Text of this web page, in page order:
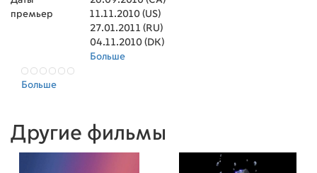
премьер
11.11.2010 (US)
27.01.2011 (RU)
04.11.2010 (DK)
Больше
Больше
Другие фильмы